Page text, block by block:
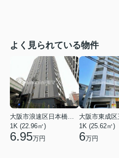
よく見られている物件
大阪市浪速区日本橋東３丁目
1K (22.96㎡)
6.95万円
1K (25.62㎡)
6万円